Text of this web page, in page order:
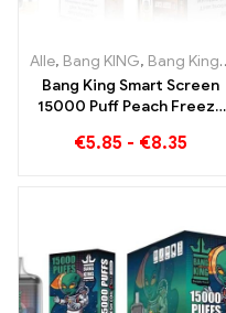
Alle, Bang KING, Bang King Smart Screen 15000 Puff
Bang King Smart Screen
15000 Puff Peach Freeze
€5.85 - €8.35